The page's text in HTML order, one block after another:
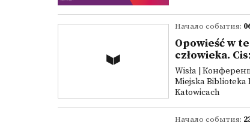
Начало события:
Opowieść w
człowieka.
Wisła |
Miejska Biblioteka
Katowicach
Начало события: